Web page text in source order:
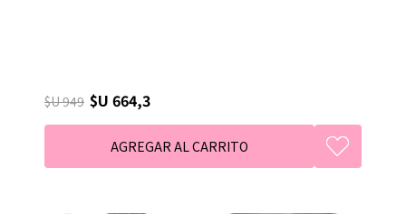
$U 949 $U 664,3